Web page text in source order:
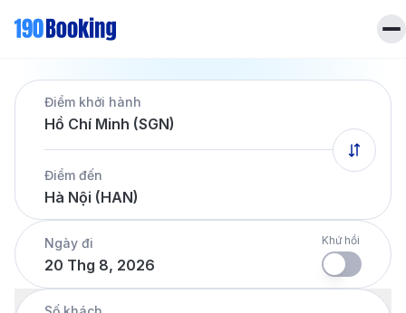
Trang chủ
Vé máy bay
Dịch vụ
Khách sạn
Tin tứcLiên hệ
Hotline
028 7303 6167
Tiếng Việt
Điểm khởi hành
Hồ Chí Minh (SGN)
Điểm đến
Hà Nội (HAN)
Ngày đi
20 Thg 8, 2026
Khứ hồi